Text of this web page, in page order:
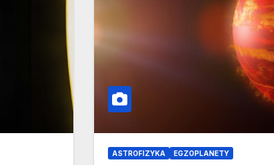
ASTROFIZYKA EGZOPLANETY